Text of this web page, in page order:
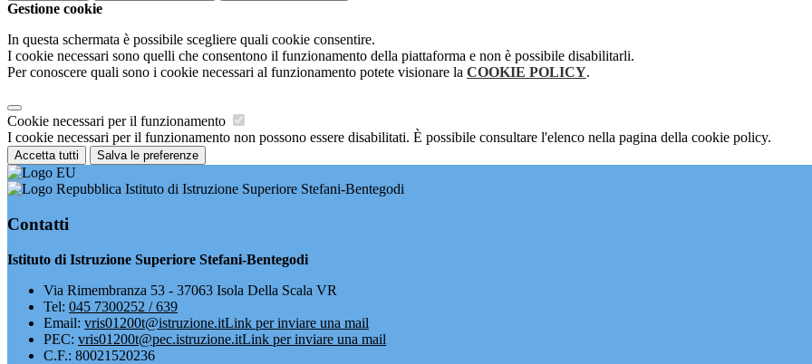
Gestione cookie
In questa schermata è possibile scegliere quali cookie consentire.
I cookie necessari sono quelli che consentono il funzionamento della piattaforma e non è possibile disabilitarli.
Per conoscere quali sono i cookie necessari al funzionamento potete visionare la COOKIE POLICY.
Cookie necessari per il funzionamento
I cookie necessari per il funzionamento non possono essere disabilitati. È possibile consultare l'elenco nella pagina della cookie policy.
Accetta tutti Salva le preferenze
Istituto di Istruzione Superiore Stefani-Bentegodi
Contatti
Istituto di Istruzione Superiore Stefani-Bentegodi
Via Rimembranza 53 - 37063 Isola Della Scala VR
Tel: 045 7300252 / 639
Email: vris01200t@istruzione.itLink per inviare una mail
PEC: vris01200t@pec.istruzione.itLink per inviare una mail
C.F.: 80021520236